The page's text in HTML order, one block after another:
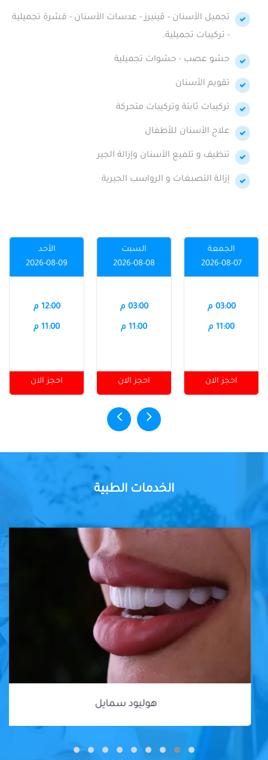
تجميل الأسنان - ڤينيرز - عدسات الأسنان - قشرة تجميلية
- تركيبات تجميلية.
حشو عصب - حشوات تجميلية
تقويم الأسنان
تركيبات ثابتة وتركيبات متحركة
علاج الأسنان للأطفال
تنظيف و تلميع الأسنان وإزالة الجير
إزالة التصبغات و الرواسب الجيرية
الجمعة
2026-08-07
03:00 م
11:00 م
احجز الان
السبت
2026-08-08
03:00 م
11:00 م
احجز الان
الأحد
2026-08-09
12:00 م
11:00 م
احجز الان
الخدمات الطبية
هوليود سمايل